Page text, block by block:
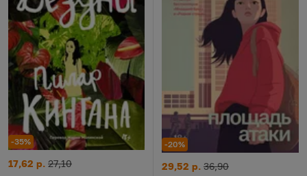
-35%
Бездны
Цена:
17,62 р.
Старая цена:
27,10
-20%
Площадь атаки
Цена:
29,52 р.
Старая цена:
36,90